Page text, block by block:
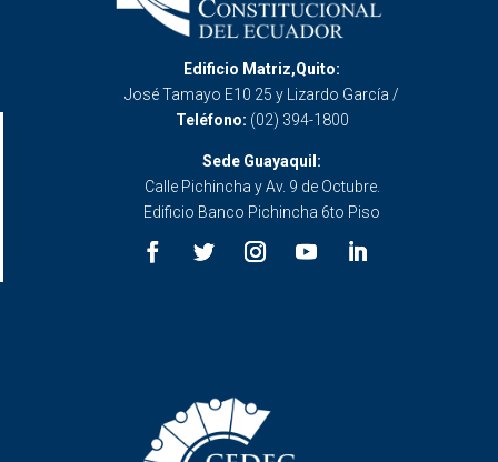
Edificio Matriz,Quito:
José Tamayo E10 25 y Lizardo García /
Teléfono: (02) 394-1800
Sede Guayaquil:
Calle Pichincha y Av. 9 de Octubre.
Edificio Banco Pichincha 6to Piso